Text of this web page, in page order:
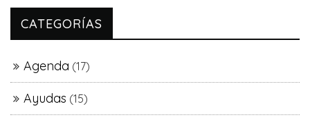
CATEGORÍAS
Agenda (17)
Ayudas (15)